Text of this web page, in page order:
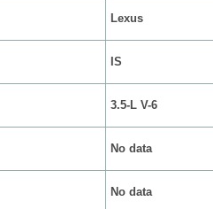
Lexus
IS
3.5-L V-6
No data
No data